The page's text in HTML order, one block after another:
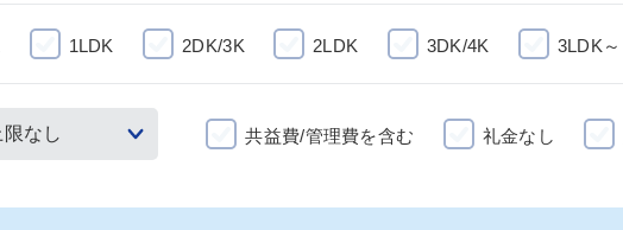
1LDK 2DK/3K 2LDK 3DK/4K 3LDK～
共益費/管理費を含む 礼金なし